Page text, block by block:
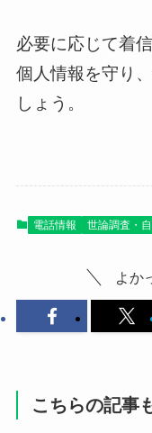
必要に応じて着
個人情報を守り
しょう。
電話情報 世論調査・
よか
こちらの記事